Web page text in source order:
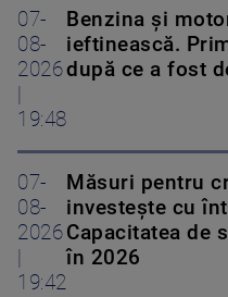
07-
08-
2026
19:48
Benzina și
ieftinească.
după ce a fost
07-
08-
2026
19:42
Măsuri pentru
investește cu
Capacitatea de
în 2026